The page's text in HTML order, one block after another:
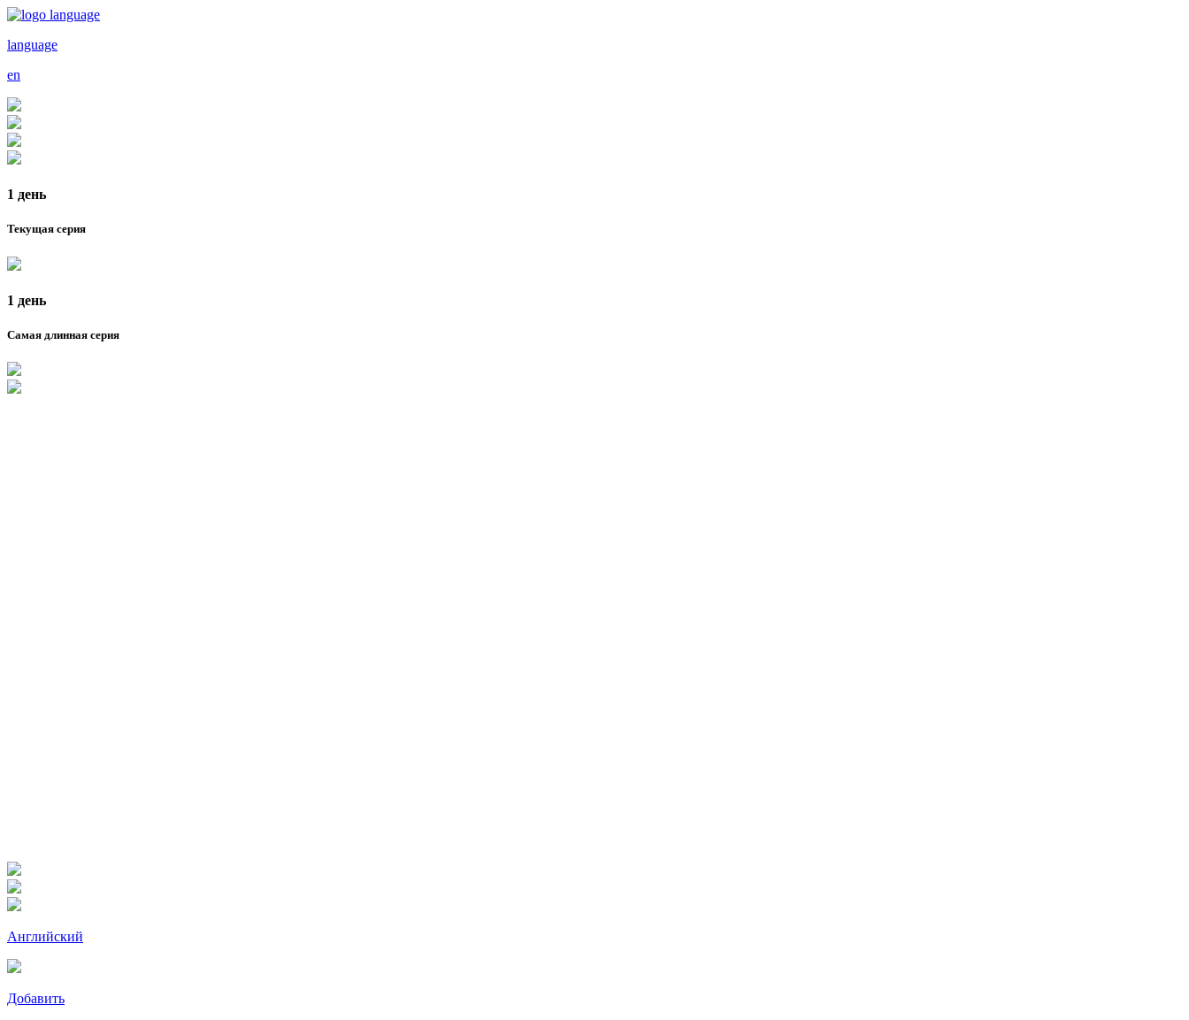
language
en
1 день
Текущая серия
1 день
Самая длинная серия
Английский
Добавить